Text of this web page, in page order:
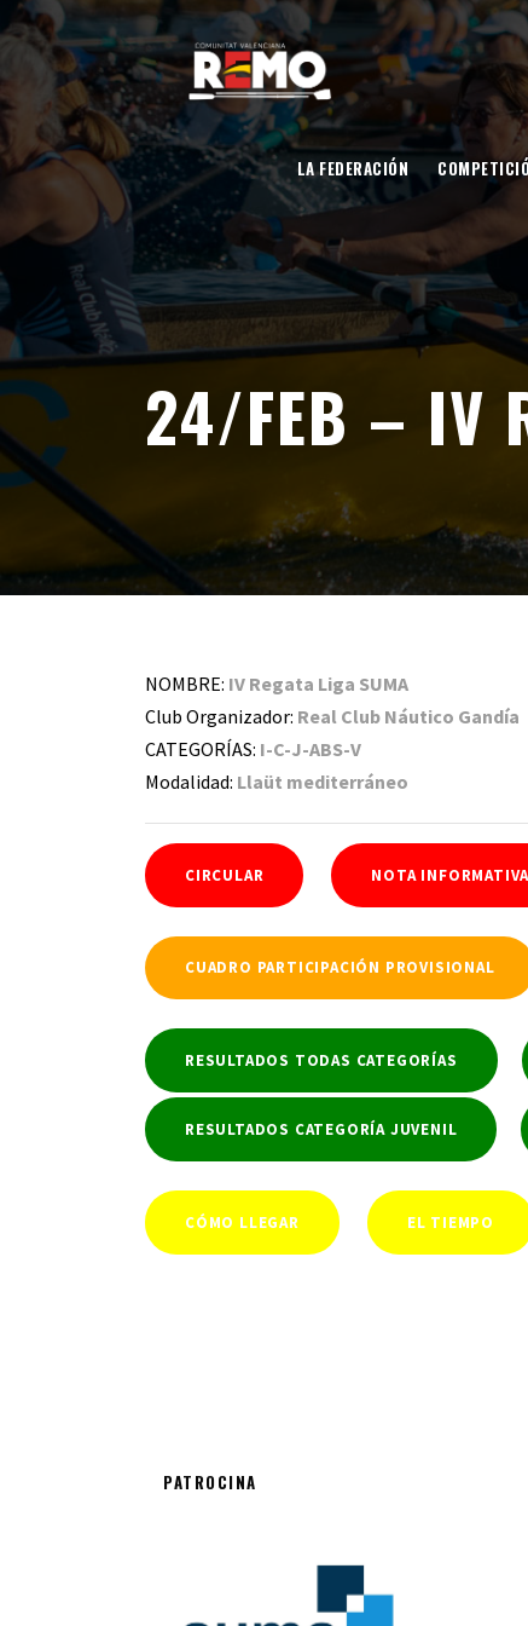
LA FEDERACIÓN
24/FEB – IV
NOMBRE: IV Regata Liga SUMA
Club Organizador: Real Club Náutico Gandía
CATEGORÍAS: I-C-J-ABS-V
Modalidad: Llaüt mediterráneo
CIRCULAR NOTA INFORMATIVA
CUADRO PARTICIPACIÓN PROVISIONAL
RESULTADOS TODAS CATEGORÍAS
RESULTADOS CATEGORÍA JUVENIL
CÓMO LLEGAR EL TIEMPO
PATROCINA